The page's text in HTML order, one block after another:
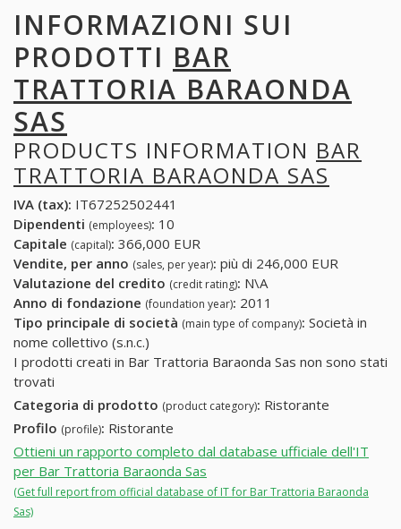
INFORMAZIONI SUI
PRODOTTI BAR
TRATTORIA BARAONDA
SAS
PRODUCTS INFORMATION BAR
TRATTORIA BARAONDA SAS
IVA (tax): IT67252502441
Dipendenti (employees): 10
Capitale (capital): 366,000 EUR
Vendite, per anno (sales, per year): più di 246,000 EUR
Valutazione del credito (credit rating): N\A
Anno di fondazione (foundation year): 2011
Tipo principale di società (main type of company): Società in
nome collettivo (s.n.c.)
I prodotti creati in Bar Trattoria Baraonda Sas non sono stati
trovati
Categoria di prodotto (product category): Ristorante
Profilo (profile): Ristorante
Ottieni un rapporto completo dal database ufficiale dell'IT
per Bar Trattoria Baraonda Sas
(Get full report from official database of IT for Bar Trattoria Baraonda
Sas)